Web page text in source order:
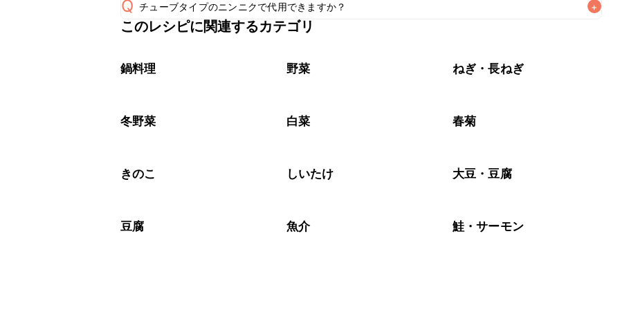
A
保存期間は冷蔵で翌日中が目安です。なるべくお早めにお召し上がりください。
Q チューブタイプのニンニクで代用できますか？ +
チューブタイプのニンニクを使用してもお作りいただけます。小さじ1を目安に加え、お好みの風味
このレシピに関連するカテゴリ
鍋料理 野菜 ねぎ・長ねぎ
冬野菜 白菜 春菊
きのこ しいたけ 大豆・豆腐
豆腐 魚介 鮭・サーモン